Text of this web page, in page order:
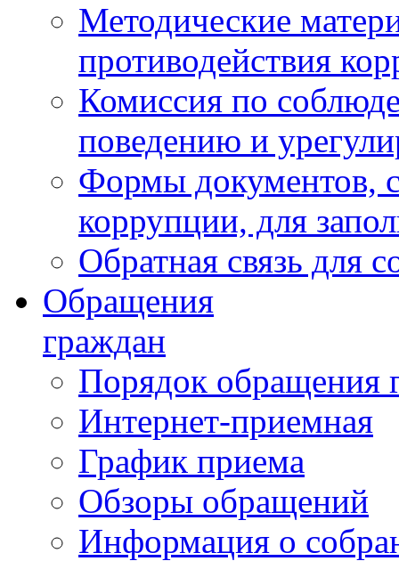
Методические
противодействия
Комиссия по
поведению и
Формы документов,
коррупции, для
Обратная связь для
Обращения
граждан
Порядок обращения
Интернет-приемная
График приема
Обзоры обращений
Информация о